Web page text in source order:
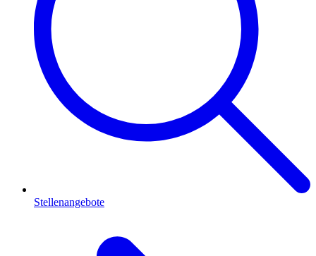
Stellenangebote